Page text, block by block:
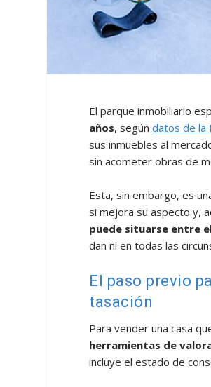
El parque inmobiliario
años, segúndatos de la
sus inmuebles al
sin acometer obras de
Esta, sin embargo, es
si mejora su aspecto y,
puede situarse entre
dan ni en todas las
El paso previo
tasación
Para vender una casa
herramientas de
incluye el estado de